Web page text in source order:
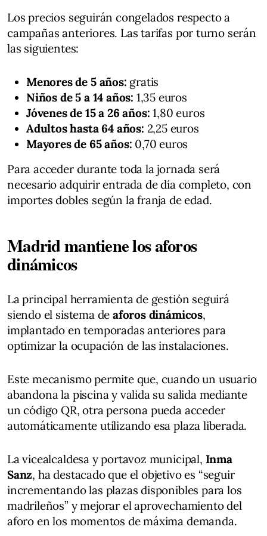
Los precios seguirán congelados respecto a
campañas anteriores. Las tarifas por turno serán
las siguientes:
Menores de 5 años: gratis
Niños de 5 a 14 años: 1,35 euros
Jóvenes de 15 a 26 años: 1,80 euros
Adultos hasta 64 años: 2,25 euros
Mayores de 65 años: 0,70 euros
Para acceder durante toda la jornada será
necesario adquirir entrada de día completo, con
importes dobles según la franja de edad.
Madrid mantiene los aforos
dinámicos
La principal herramienta de gestión seguirá
siendo el sistema deaforos dinámicos,
implantado en temporadas anteriores para
optimizar la ocupación de las instalaciones.
Este mecanismo permite que, cuando un usuario
abandona la piscina y valida su salida mediante
un código QR, otra persona pueda acceder
automáticamente utilizando esa plaza liberada.
La vicealcaldesa y portavoz municipal, Inma
Sanz, ha destacado que el objetivo es “seguir
incrementando las plazas disponibles para los
madrileños” y mejorar el aprovechamiento del
aforo en los momentos de máxima demanda.